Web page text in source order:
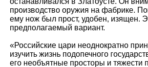
производство оружия на фабрике.
ему нож был прост, удобен, изящен.
предполагаемый вариант.
«Российские цари неоднократно
изучить жизнь подопечного
его необъятные просторы и тяжести